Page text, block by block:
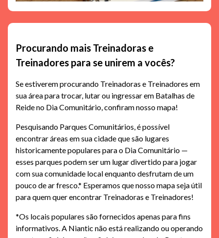
Procurando mais Treinadoras e
Treinadores para se unirem a vocês?
Se estiverem procurando Treinadoras e Treinadores em
sua área para trocar, lutar ou ingressar em Batalhas de
Reide no Dia Comunitário, confiram nosso mapa!
Pesquisando Parques Comunitários, é possível
encontrar áreas em sua cidade que são lugares
historicamente populares para o Dia Comunitário —
esses parques podem ser um lugar divertido para jogar
com sua comunidade local enquanto desfrutam de um
pouco de ar fresco.* Esperamos que nosso mapa seja útil
para quem quer encontrar Treinadoras e Treinadores!
*Os locais populares são fornecidos apenas para fins
informativos. A Niantic não está realizando ou operando